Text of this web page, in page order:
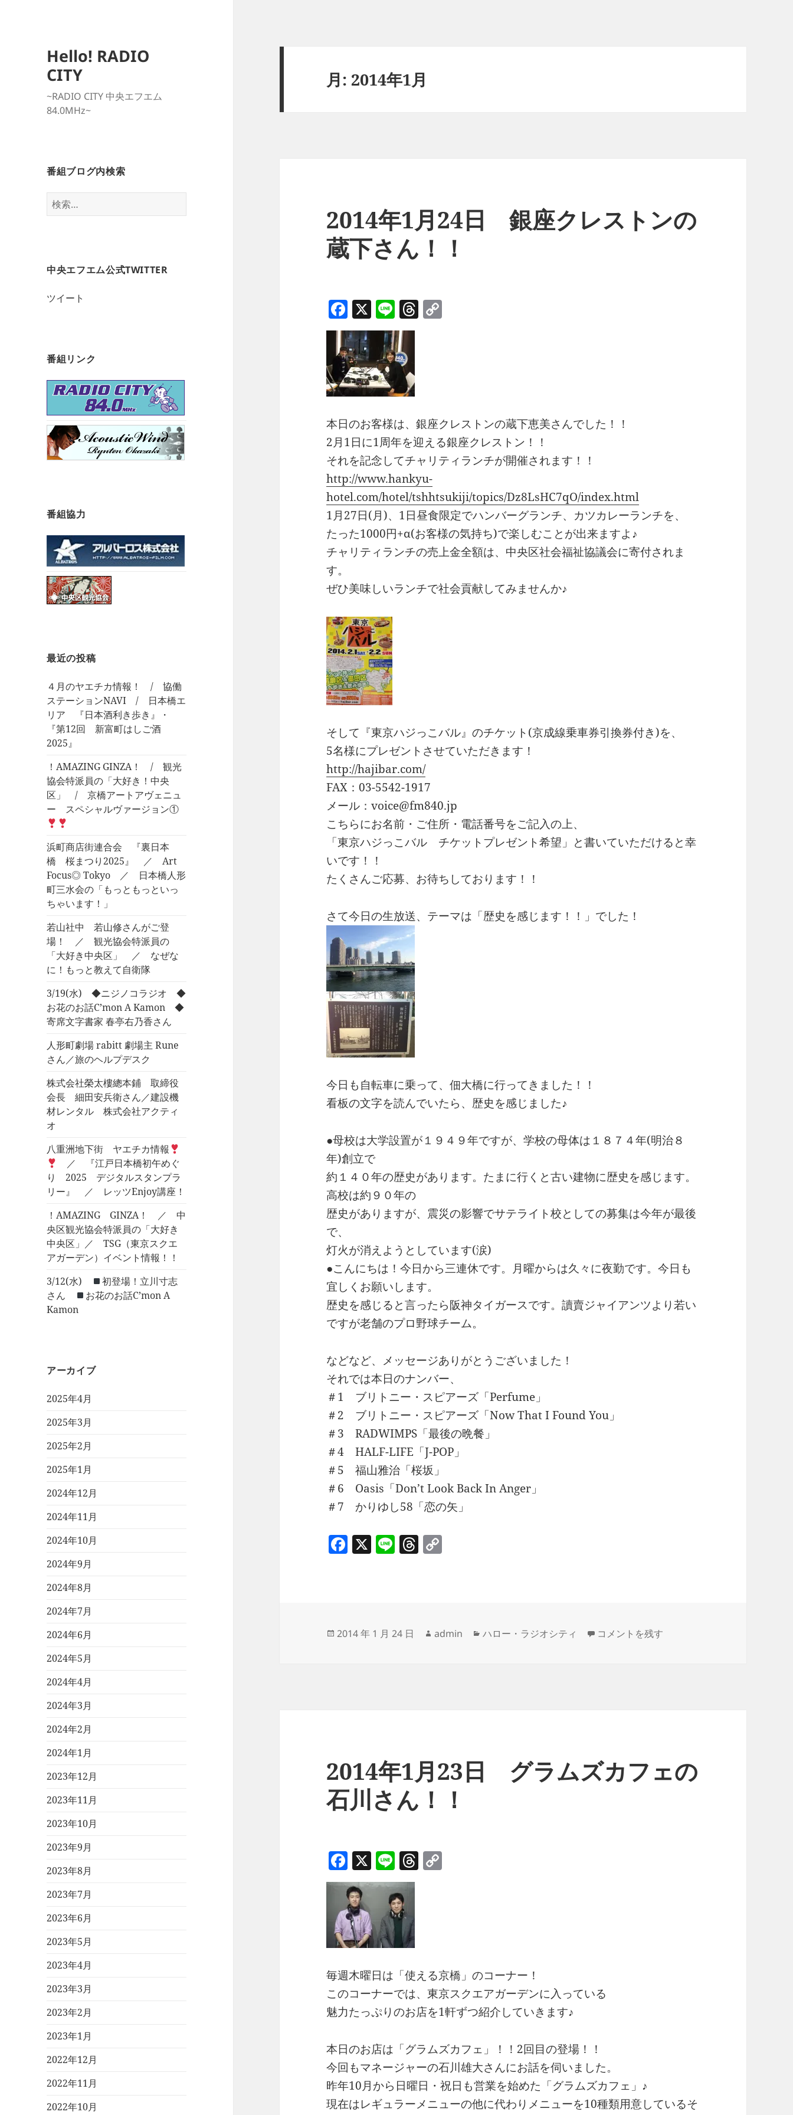
Hello! RADIO
CITY
~RADIO CITY 中央エフエム
84.0MHz~
番組ブログ内検索
検
索:
中央エフエム公式TWITTER
ツイート
番組リンク
番組協力
最近の投稿
４月のヤエチカ情報！ / 協働
ステーションNAVI / 日本橋エ
リア 『日本酒利き歩き』・
『第12回 新富町はしご酒
2025』
！AMAZING GINZA！ / 観光
協会特派員の「大好き！中央
区」 / 京橋アートアヴェニュ
ー スペシャルヴァージョン①
浜町商店街連合会 『裏日本
橋 桜まつり2025』 ／ Art
Focus◎ Tokyo ／ 日本橋人形
町三水会の「もっともっといっ
ちゃいます！」
若山社中 若山修さんがご登
場！ ／ 観光協会特派員の
「大好き中央区」 ／ なぜな
に！もっと教えて自衛隊
3/19(水) ◆ニジノコラジオ ◆
お花のお話C’mon A Kamon ◆
寄席文字書家 春亭右乃香さん
人形町劇場 rabitt 劇場主 Rune
さん／旅のヘルプデスク
株式会社榮太樓總本鋪 取締役
会長 細田安兵衛さん／建設機
材レンタル 株式会社アクティ
オ
八重洲地下街 ヤエチカ情報
／ 『江戸日本橋初午めぐ
り 2025 デジタルスタンプラ
リー』 ／ レッツEnjoy講座！
！AMAZING GINZA！ ／ 中
央区観光協会特派員の「大好き
中央区」／ TSG（東京スクエ
アガーデン）イベント情報！！
3/12(水)
初登場！立川寸志
さん
お花のお話C’mon A
Kamon
アーカイブ
2025年4月
2025年3月
2025年2月
2025年1月
2024年12月
2024年11月
2024年10月
2024年9月
2024年8月
2024年7月
2024年6月
2024年5月
2024年4月
2024年3月
2024年2月
2024年1月
2023年12月
2023年11月
2023年10月
2023年9月
2023年8月
2023年7月
2023年6月
2023年5月
2023年4月
2023年3月
2023年2月
2023年1月
2022年12月
2022年11月
2022年10月
月: 2014年1月
2014年1月24日 銀座クレストンの
蔵下さん！！
F
a
c
e
b
o
o
k
X Li
n
e
T
k
本日のお客様は、銀座クレストンの蔵下恵美さんでした！！
2月1日に1周年を迎える銀座クレストン！！
それを記念してチャリティランチが開催されます！！
http://www.hankyu-
hotel.com/hotel/tshhtsukiji/topics/Dz8LsHC7qO/index.html
1月27日(月)、1日昼食限定でハンバーグランチ、カツカレーランチを、
たった1000円+α(お客様の気持ち)で楽しむことが出来ますよ♪
チャリティランチの売上金全額は、中央区社会福祉協議会に寄付されま
す。
ぜひ美味しいランチで社会貢献してみませんか♪
そして『東京ハジっこバル』のチケット(京成線乗車券引換券付き)を、
5名様にプレゼントさせていただきます！
http://hajibar.com/
FAX：03-5542-1917
メール：voice@fm840.jp
こちらにお名前・ご住所・電話番号をご記入の上、
「東京ハジっこバル チケットプレゼント希望」と書いていただけると幸
いです！！
たくさんご応募、お待ちしております！！
さて今日の生放送、テーマは「歴史を感じます！！」でした！
今日も自転車に乗って、佃大橋に行ってきました！！
看板の文字を読んでいたら、歴史を感じました♪
●母校は大学設置が１９４９年ですが、学校の母体は１８７４年(明治８
年)創立で
約１４０年の歴史があります。たまに行くと古い建物に歴史を感じます。
高校は約９０年の
歴史がありますが、震災の影響でサテライト校としての募集は今年が最後
で、
灯火が消えようとしています(涙)
●こんにちは！今日から三連休です。月曜からは久々に夜勤です。今日も
宜しくお願いします。
歴史を感じると言ったら阪神タイガースです。讀賣ジャイアンツより若い
ですが老舗のプロ野球チーム。
などなど、メッセージありがとうございました！
それでは本日のナンバー、
＃1 ブリトニー・スピアーズ「Perfume」
＃2 ブリトニー・スピアーズ「Now That I Found You」
＃3 RADWIMPS「最後の晩餐」
＃4 HALF-LIFE「J-POP」
＃5 福山雅治「桜坂」
＃6 Oasis「Don’t Look Back In Anger」
＃7 かりゆし58「恋の矢」
F
o
X Li T
s n
投
2014 年 1 月 24 日
作
admin
カ
ハロー・ラジオシティ 2014年1月24日 銀座クレストンの蔵下さん
コメントを残す
2014年1月23日 グラムズカフェの
石川さん！！
F
a
c
e
b
o
o
k
X Li
n
e
T
k
毎週木曜日は「使える京橋」のコーナー！
このコーナーでは、東京スクエアガーデンに入っている
魅力たっぷりのお店を1軒ずつ紹介していきます♪
本日のお店は「グラムズカフェ」！！2回目の登場！！
今回もマネージャーの石川雄大さんにお話を伺いました。
昨年10月から日曜日・祝日も営業を始めた「グラムズカフェ」♪
現在はレギュラーメニューの他に代わりメニューを10種類用意しているそ